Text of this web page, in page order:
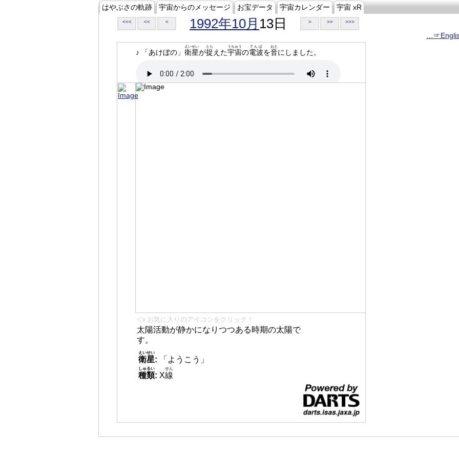
はやぶさの軌跡 宇宙からのメッセージ お宝データ 宇宙カレンダー 宇宙 xR
<<< << < 1992年10月 13日 > >> >>>
♪ 「あけぼの」 衛星
えいせい
が捉
とら
えた宇宙
うちゅう
の電波
でんぱ
を音
おと
にしました。
👈 お気に入りのアイコンをクリック！
太陽活動が静かになりつつある時期の太陽で
す。
衛星
えいせい
:
「ようこう」
種類
しゅるい
: X線
せん